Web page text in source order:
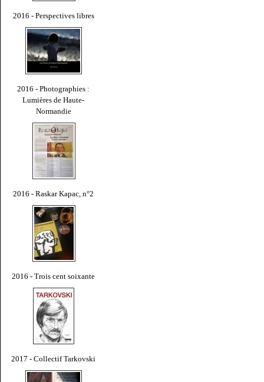
2016 - Perspectives libres
2016 - Photographies :
Lumières de Haute-
Normandie
2016 - Raskar Kapac, n°2
2016 - Trois cent soixante
2017 - Collectif Tarkovski